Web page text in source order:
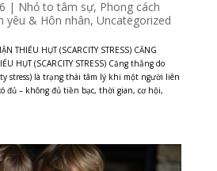
| Nhỏ to tâm sự, Phong cách
yêu & Hôn nhân, Uncategorized
THIẾU HỤT (SCARCITY STRESS) CĂNG
HỤT (SCARCITY STRESS) Căng thẳng do
stress) là trạng thái tâm lý khi một người liên
đủ – không đủ tiền bạc, thời gian, cơ hội,